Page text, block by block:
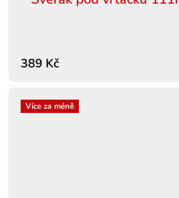
389 Kč
Více za méně